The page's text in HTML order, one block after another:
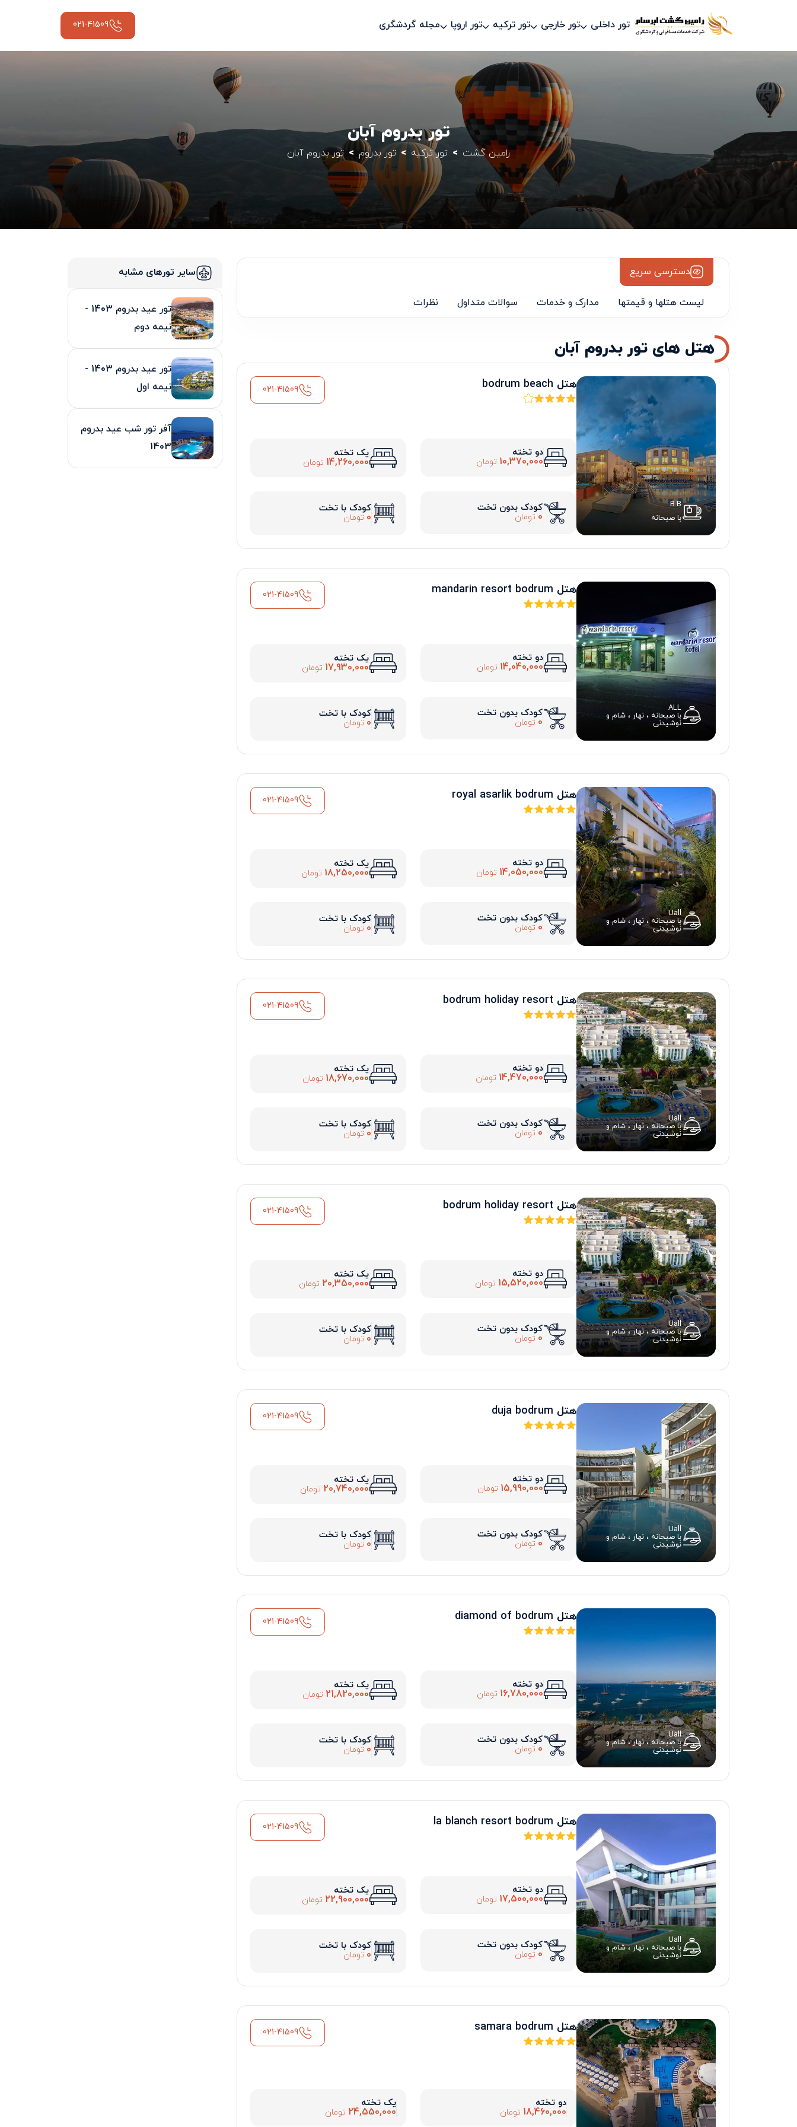
تور داخلی تور خارجی تور ترکیه تور اروپا مجله گردشگری 021-41509
تور بدروم آبان
رامین گشت تور ترکیه تور بدروم تور بدروم آبان
دسترسی سریع
لیست هتلها و قیمتها مدارک و خدمات سوالات متداول نظرات
هتل های تور بدروم آبان
B.B
با صبحانه
هتل bodrum beach 021-41509
دو تخته
10,370,000 تومان
یک تخته
14,260,000 تومان
کودک بدون تخت
0 تومان
کودک با تخت
0 تومان
ALL
با صبحانه ، نهار ، شام و
نوشیدنی
هتل mandarin resort bodrum 021-41509
دو تخته
14,040,000 تومان
یک تخته
17,930,000 تومان
کودک بدون تخت
0 تومان
کودک با تخت
0 تومان
Uall
با صبحانه ، نهار ، شام و
نوشیدنی
هتل royal asarlik bodrum 021-41509
دو تخته
14,050,000 تومان
یک تخته
18,250,000 تومان
کودک بدون تخت
0 تومان
کودک با تخت
0 تومان
Uall
با صبحانه ، نهار ، شام و
نوشیدنی
هتل bodrum holiday resort 021-41509
دو تخته
14,470,000 تومان
یک تخته
18,670,000 تومان
کودک بدون تخت
0 تومان
کودک با تخت
0 تومان
Uall
با صبحانه ، نهار ، شام و
نوشیدنی
هتل bodrum holiday resort 021-41509
دو تخته
15,520,000 تومان
یک تخته
20,350,000 تومان
کودک بدون تخت
0 تومان
کودک با تخت
0 تومان
Uall
با صبحانه ، نهار ، شام و
نوشیدنی
هتل duja bodrum 021-41509
دو تخته
15,990,000 تومان
یک تخته
20,740,000 تومان
کودک بدون تخت
0 تومان
کودک با تخت
0 تومان
Uall
با صبحانه ، نهار ، شام و
نوشیدنی
هتل diamond of bodrum 021-41509
دو تخته
16,780,000 تومان
یک تخته
21,820,000 تومان
کودک بدون تخت
0 تومان
کودک با تخت
0 تومان
Uall
با صبحانه ، نهار ، شام و
نوشیدنی
هتل la blanch resort bodrum 021-41509
دو تخته
17,500,000 تومان
یک تخته
22,900,000 تومان
کودک بدون تخت
0 تومان
کودک با تخت
0 تومان
هتل samara bodrum 021-41509
دو تخته
18,460,000 تومان
یک تخته
24,550,000 تومان
سایر تورهای مشابه
تور عید بدروم 1403 -
نیمه دوم
تور عید بدروم 1403 -
نیمه اول
آفر تور شب عید بدروم
1403